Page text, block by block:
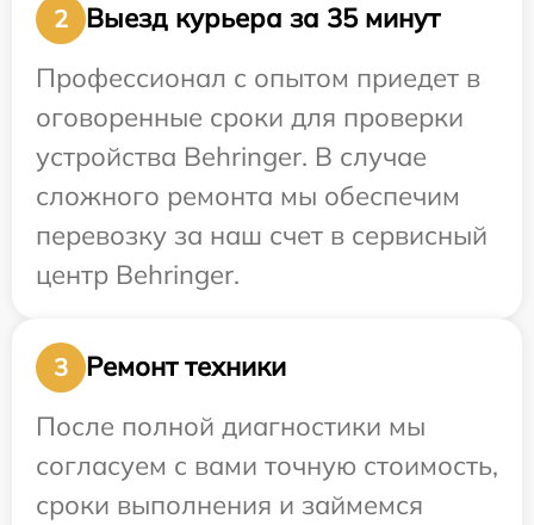
2
Выезд курьера за 35 минут
Профессионал с опытом приедет в
оговоренные сроки для проверки
устройства Behringer. В случае
сложного ремонта мы обеспечим
перевозку за наш счет в сервисный
центр Behringer.
3
Ремонт техники
После полной диагностики мы
согласуем с вами точную стоимость,
сроки выполнения и займемся